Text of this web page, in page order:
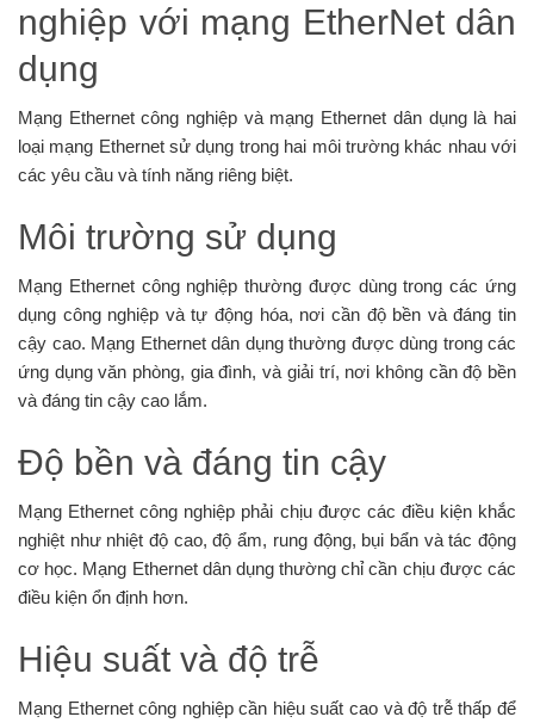
nghiệp với mạng EtherNet dân
dụng
Mạng Ethernet công nghiệp và mạng Ethernet dân dụng là hai
loại mạng Ethernet sử dụng trong hai môi trường khác nhau với
các yêu cầu và tính năng riêng biệt.
Môi trường sử dụng
Mạng Ethernet công nghiệp thường được dùng trong các ứng
dụng công nghiệp và tự động hóa, nơi cần độ bền và đáng tin
cậy cao. Mạng Ethernet dân dụng thường được dùng trong các
ứng dụng văn phòng, gia đình, và giải trí, nơi không cần độ bền
và đáng tin cậy cao lắm.
Độ bền và đáng tin cậy
Mạng Ethernet công nghiệp phải chịu được các điều kiện khắc
nghiệt như nhiệt độ cao, độ ẩm, rung động, bụi bẩn và tác động
cơ học. Mạng Ethernet dân dụng thường chỉ cần chịu được các
điều kiện ổn định hơn.
Hiệu suất và độ trễ
Mạng Ethernet công nghiệp cần hiệu suất cao và độ trễ thấp để